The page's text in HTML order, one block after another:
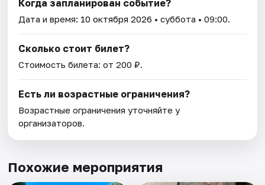
Когда запланирован событие?
Дата и время: 10 октября 2026 • суббота • 09:00.
Сколько стоит билет?
Стоимость билета: от 200 ₽.
Есть ли возрастные ограничения?
Возрастные ограничения уточняйте у
организаторов.
Похожие мероприятия